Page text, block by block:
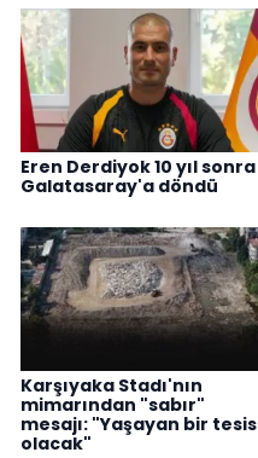
Eren Derdiyok 10 yıl sonra
Galatasaray'a döndü
Karşıyaka Stadı'nın
mimarından "sabır"
mesajı: "Yaşayan bir tesis
olacak"